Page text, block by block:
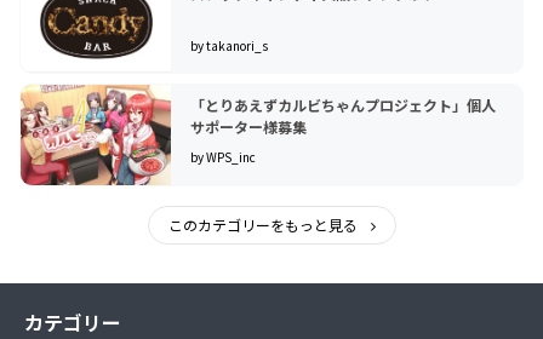
by takanori_s
「とりあえずカルビちゃんプロジェクト」個人
サポーター様募集
by WPS_inc
このカテゴリーをもっと見る
カテゴリー